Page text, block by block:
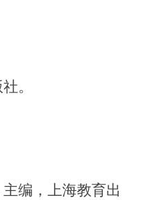
。
编，上海教育出